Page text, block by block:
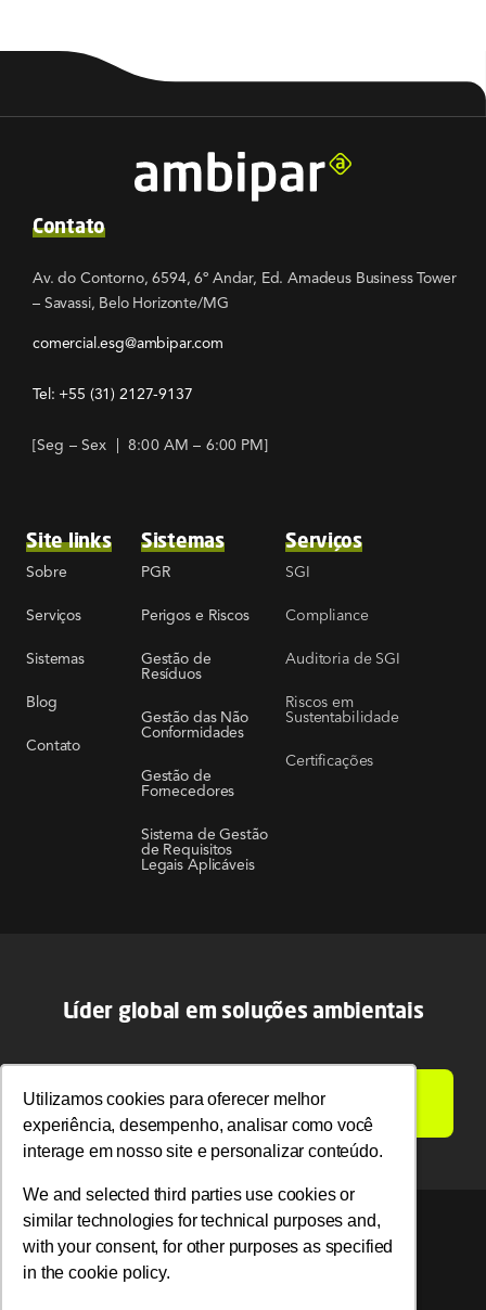
Utilizamos cookies para oferecer melhor
experiência, desempenho, analisar como você
interage em nosso site e personalizar conteúdo.
We and selected third parties use cookies or
similar technologies for technical purposes and,
with your consent, for other purposes as specified
in the cookie policy.
Utilizamos cookies para oferecer melhor
experiência, desempenho, analisar como você
interage em nosso site e personalizar conteúdo.
We and selected third parties use cookies or
similar technologies for technical purposes and,
with your consent, for other purposes as specified
in the cookie policy.
Contato
Av. do Contorno, 6594, 6º Andar, Ed. Amadeus Business Tower
– Savassi, Belo Horizonte/MG
comercial.esg@ambipar.com
Tel: +55 (31) 2127-9137
[Seg – Sex | 8:00 AM – 6:00 PM]
Site links
Sobre
Serviços
Sistemas
Blog
Contato
Sistemas
PGR
Perigos e Riscos
Gestão de
Resíduos
Gestão das Não
Conformidades
Gestão de
Fornecedores
Sistema de Gestão
de Requisitos
Legais Aplicáveis
Serviços
SGI
Compliance
Auditoria de SGI
Riscos em
Sustentabilidade
Certificações
Líder global em soluções ambientais
LIGAMOS PARA VOCÊ
© 2026 Ambipar. Todos os direitos reservados.